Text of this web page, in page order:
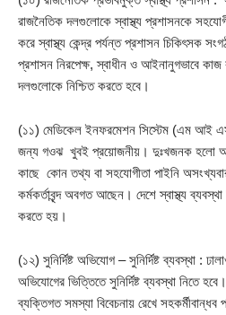
রাজনৈতিক দলগুলোকে স্বাস্থ্য প্রশাসনকে
করে স্বাস্থ্য কেন্দ্র পর্যন্ত প্রশাসন চিকিৎসক
প্রশাসন নিরপেক্ষ, স্বাধীন ও আইনানুগভাবে
দলগুলোকে নিশ্চিত করতে হবে।
(১১) মেডিকেল ইনফরমেশন সিস্টেম (এম আই
জন্য গওঝ খুবই প্রয়োজনীয়। দুঃখজনক হলো আমি
কাছে কোন তথ্য বা সহযোগীতা পাইনি
কর্মকর্তাবৃন্দ অবগত আছেন। দেশে স্বাস্থ্য
করতে হয়।
(১২) সুনির্দিষ্ট অভিযোগ – সুনির্দিষ্ট ব্যবস্থা :
অভিযোগের ভিত্তিতে সুনির্দিষ্ট ব্যবস্থা নিতে
ব্যক্তিগত সমস্যা বিবেচনায় রেখে